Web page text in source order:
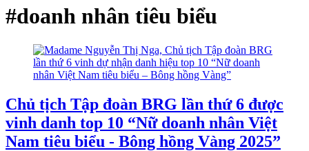
#doanh nhân tiêu biểu
Chủ tịch Tập đoàn BRG lần thứ 6 được
vinh danh top 10 “Nữ doanh nhân Việt
Nam tiêu biểu - Bông hồng Vàng 2025”